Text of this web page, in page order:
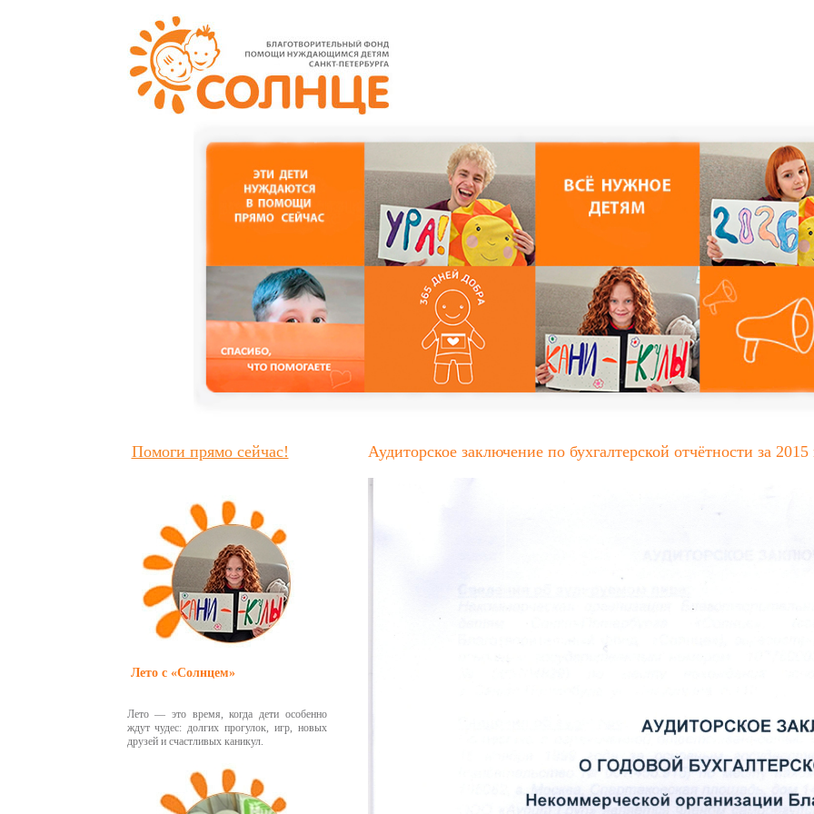
Помоги прямо сейчас!
Лето с «Солнцем»
Лето — это время, когда дети особенно
ждут чудес: долгих прогулок, игр, новых
друзей и счастливых каникул.
Аудиторское заключение по бухгалтерской отчётности за 2015